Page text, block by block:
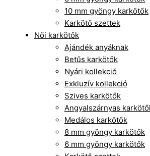
10 mm gyöngy karkötők
Karkötő szettek
Női karkötők
Ajándék anyáknak
Betűs karkötők
Nyári kollekció
Exkluzív kollekció
Szives karkötők
Angyalszárnyas
Medálos karkötők
8 mm gyöngy karkötők
6 mm gyöngy karkötők